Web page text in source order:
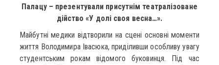
Палацу – презентували присутнім театралізоване
дійство «У долі своя весна…».
Майбутні медики відтворили на сцені основні моменти
життя Володимира Івасюка, приділивши особливу увагу
студентським рокам відомого буковинця. Під час